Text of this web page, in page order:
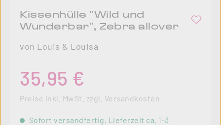
Kissenhülle "Wild und
Wunderbar", Zebra allover
von Louis & Louisa
35,95 €
Preise inkl. MwSt. zzgl. Versandkosten
Sofort versandfertig, Lieferzeit ca. 1-3